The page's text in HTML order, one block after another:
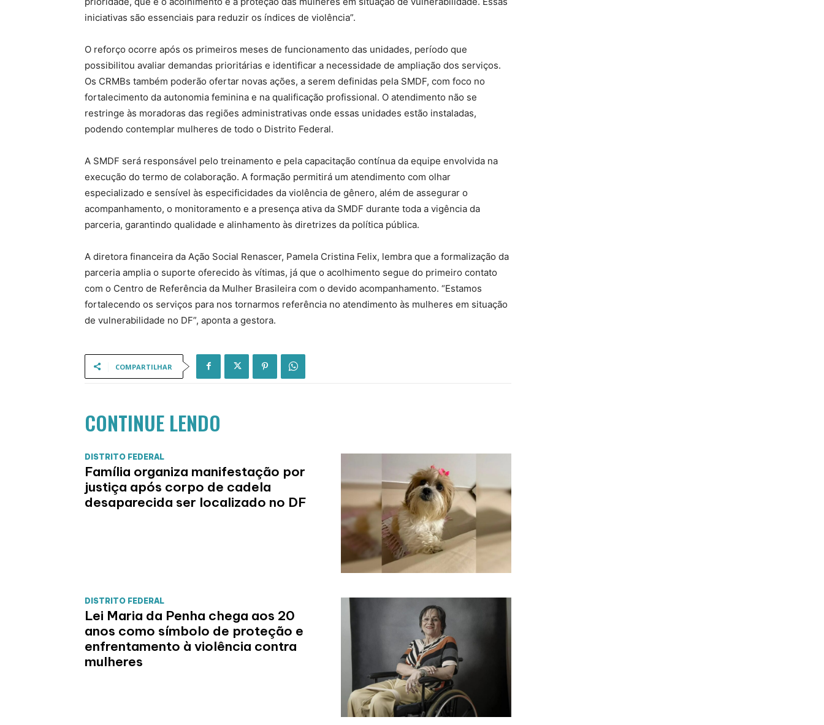
iniciativas são essenciais para reduzir os índices de violência”.
O reforço ocorre após os primeiros meses de funcionamento das unidades, período que
possibilitou avaliar demandas prioritárias e identificar a necessidade de ampliação dos serviços.
Os CRMBs também poderão ofertar novas ações, a serem definidas pela SMDF, com foco no
fortalecimento da autonomia feminina e na qualificação profissional. O atendimento não se
restringe às moradoras das regiões administrativas onde essas unidades estão instaladas,
podendo contemplar mulheres de todo o Distrito Federal.
A SMDF será responsável pelo treinamento e pela capacitação contínua da equipe envolvida na
execução do termo de colaboração. A formação permitirá um atendimento com olhar
especializado e sensível às especificidades da violência de gênero, além de assegurar o
acompanhamento, o monitoramento e a presença ativa da SMDF durante toda a vigência da
parceria, garantindo qualidade e alinhamento às diretrizes da política pública.
A diretora financeira da Ação Social Renascer, Pamela Cristina Felix, lembra que a formalização da
parceria amplia o suporte oferecido às vítimas, já que o acolhimento segue do primeiro contato
com o Centro de Referência da Mulher Brasileira com o devido acompanhamento. “Estamos
fortalecendo os serviços para nos tornarmos referência no atendimento às mulheres em situação
de vulnerabilidade no DF”, aponta a gestora.
COMPARTILHAR
CONTINUE LENDO
DISTRITO FEDERAL
Família organiza manifestação por
justiça após corpo de cadela
desaparecida ser localizado no DF
DISTRITO FEDERAL
Lei Maria da Penha chega aos 20
anos como símbolo de proteção e
enfrentamento à violência contra
mulheres